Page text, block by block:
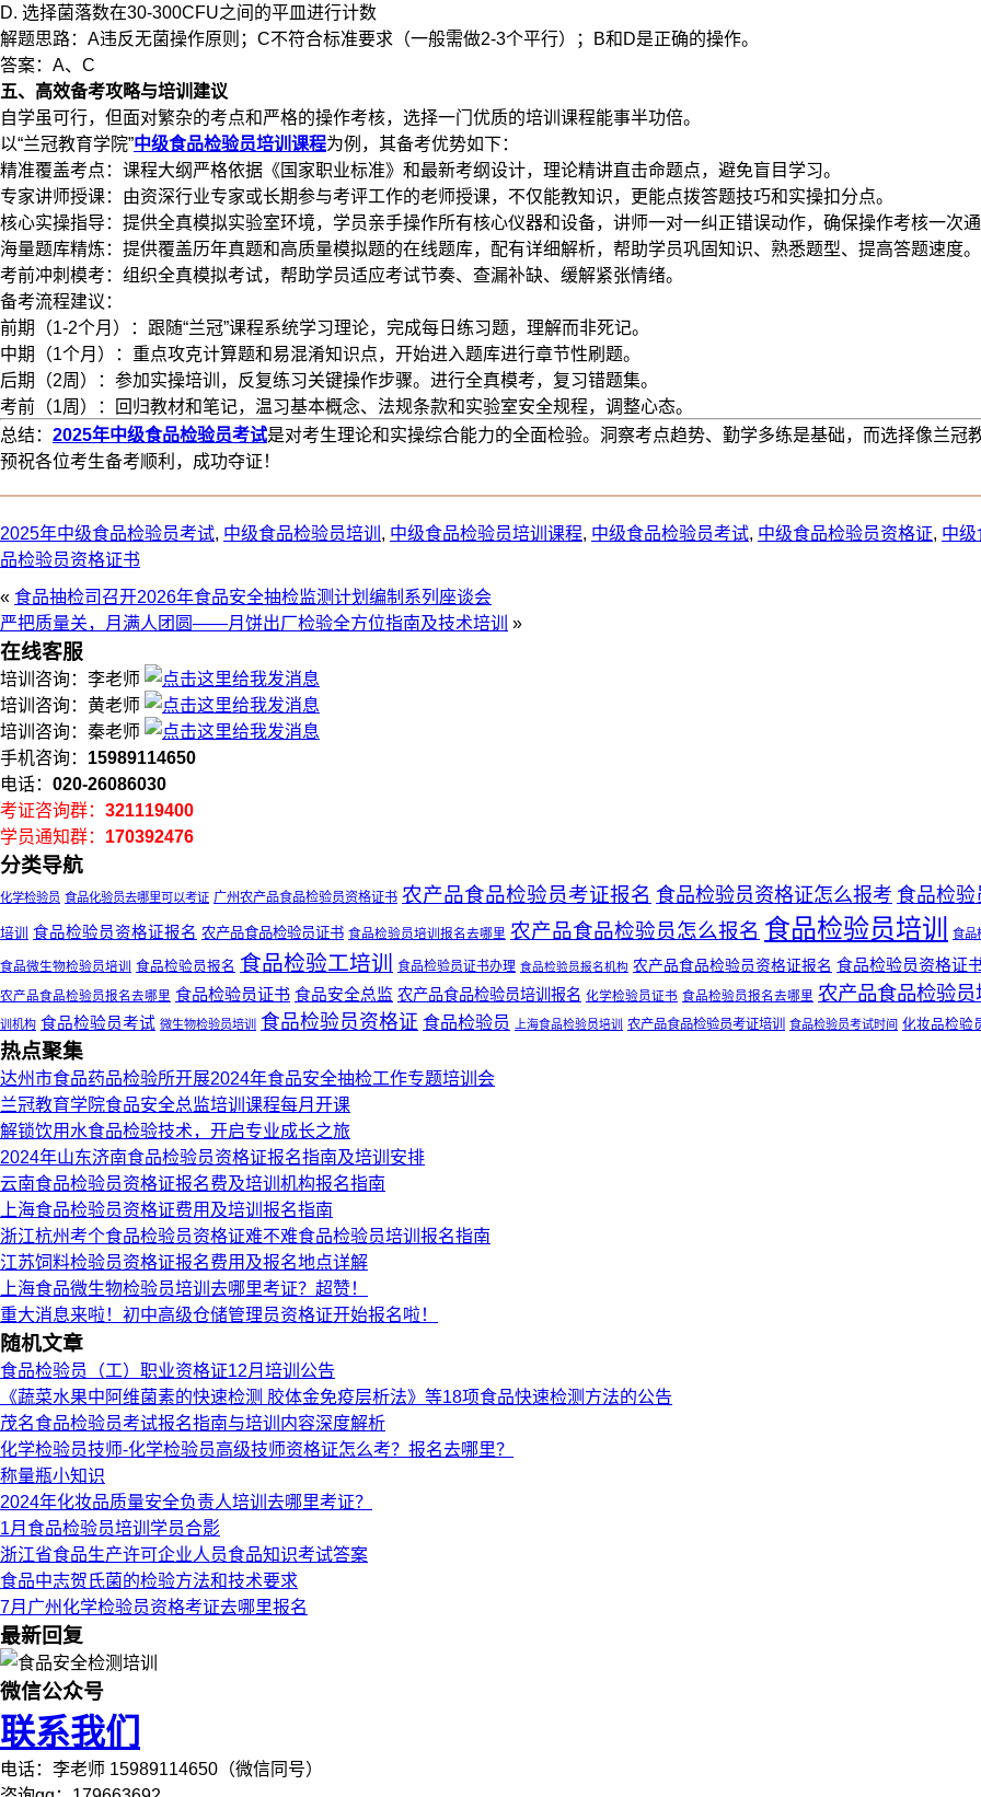
D. 选择菌落数在30-300CFU之间的平皿进行计数
解题思路：A违反无菌操作原则；C不符合标准要求（一般需做2-3个平行）；B和D是正确的操作。
答案：A、C
五、高效备考攻略与培训建议
自学虽可行，但面对繁杂的考点和严格的操作考核，选择一门优质的培训课程能事半功倍。
以“兰冠教育学院”中级食品检验员培训课程为例，其备考优势如下：
精准覆盖考点：课程大纲严格依据《国家职业标准》和最新考纲设计，理论精讲直击命题点，避免盲目学习。
专家讲师授课：由资深行业专家或长期参与考评工作的老师授课，不仅能教知识，更能点拨答题技巧和实操扣分点。
核心实操指导：提供全真模拟实验室环境，学员亲手操作所有核心仪器和设备，讲师一对一纠正错误动作，确保操作考核一次
海量题库精炼：提供覆盖历年真题和高质量模拟题的在线题库，配有详细解析，帮助学员巩固知识、熟悉题型、提高答题速度。
考前冲刺模考：组织全真模拟考试，帮助学员适应考试节奏、查漏补缺、缓解紧张情绪。
备考流程建议：
前期（1-2个月）：跟随“兰冠”课程系统学习理论，完成每日练习题，理解而非死记。
中期（1个月）：重点攻克计算题和易混淆知识点，开始进入题库进行章节性刷题。
后期（2周）：参加实操培训，反复练习关键操作步骤。进行全真模考，复习错题集。
考前（1周）：回归教材和笔记，温习基本概念、法规条款和实验室安全规程，调整心态。
总结： 2025年中级食品检验员考试是对考生理论和实操综合能力的全面检验。洞察考点趋势、勤学多练是基础，而选择像兰
预祝各位考生备考顺利，成功夺证！
2025年中级食品检验员考试, 中级食品检验员培训 , 中级食品检验员培训课程, 中级食品检验员考试, 中级食品检验员资格证, 中
品检验员资格证书
« 食品抽检司召开2026年食品安全抽检监测计划编制系列座谈会
严把质量关，月满人团圆——月饼出厂检验全方位指南及技术培训
»
在线客服
培训咨询：李老师
培训咨询：黄老师
培训咨询：秦老师
手机咨询： 15989114650
电话： 020-26086030
考证咨询群： 321119400
学员通知群： 170392476
分类导航
化学检验员 食品化验员去哪里可以考证 广州农产品食品检验员资格证书 农产品食品检验员考证报名 食品检验员资格证怎么报考 食品检
培训 食品检验员资格证报名 农产品食品检验员证书 食品检验员培训报名去哪里 农产品食品检验员怎么报名 食品检验员培训 食品
食品微生物检验员培训 食品检验员报名 食品检验工培训 食品检验员证书办理 食品检验员报名机构 农产品食品检验员资格证报名 食品检验员资格证
农产品食品检验员报名去哪里 食品检验员证书 食品安全总监 农产品食品检验员培训报名 化学检验员证书 食品检验员报名去哪里 农产品食品检验员
训机构 食品检验员考试 微生物检验员培训 食品检验员资格证 食品检验员 上海食品检验员培训 农产品食品检验员考证培训 食品检验员考试时间 化妆品检验
热点聚集
达州市食品药品检验所开展2024年食品安全抽检工作专题培训会
兰冠教育学院食品安全总监培训课程每月开课
解锁饮用水食品检验技术，开启专业成长之旅
2024年山东济南食品检验员资格证报名指南及培训安排
云南食品检验员资格证报名费及培训机构报名指南
上海食品检验员资格证费用及培训报名指南
浙江杭州考个食品检验员资格证难不难食品检验员培训报名指南
江苏饲料检验员资格证报名费用及报名地点详解
上海食品微生物检验员培训去哪里考证？超赞！
重大消息来啦！初中高级仓储管理员资格证开始报名啦！
随机文章
食品检验员（工）职业资格证12月培训公告
《蔬菜水果中阿维菌素的快速检测 胶体金免疫层析法》等18项食品快速检测方法的公告
茂名食品检验员考试报名指南与培训内容深度解析
化学检验员技师-化学检验员高级技师资格证怎么考？报名去哪里？
称量瓶小知识
2024年化妆品质量安全负责人培训去哪里考证？
1月食品检验员培训学员合影
浙江省食品生产许可企业人员食品知识考试答案
食品中志贺氏菌的检验方法和技术要求
7月广州化学检验员资格考证去哪里报名
最新回复
微信公众号
联系我们
电话：李老师 15989114650（微信同号）